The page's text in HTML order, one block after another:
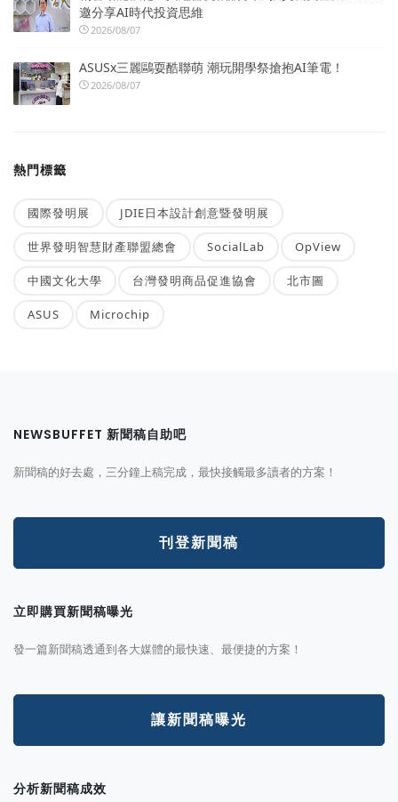
邀分享AI時代投資思維
2026/08/07
ASUSx三麗鷗耍酷聯萌 潮玩開學祭搶抱AI筆電！
2026/08/07
熱門標籤
國際發明展 JDIE日本設計創意暨發明展
世界發明智慧財產聯盟總會 SocialLab OpView
中國文化大學 台灣發明商品促進協會 北市圖
ASUS Microchip
NEWSBUFFET 新聞稿自助吧
新聞稿的好去處，三分鐘上稿完成，最快接觸最多讀者的方案！
刊登新聞稿
立即購買新聞稿曝光
發一篇新聞稿透通到各大媒體的最快速、最便捷的方案！
讓新聞稿曝光
分析新聞稿成效